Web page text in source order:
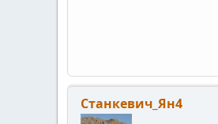
Станкевич_Ян4